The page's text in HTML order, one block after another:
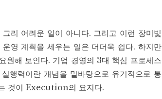
리 어려운 일이 아니다. 그리고 이런 장미빛
영 계획을 세우는 일은 더더욱 쉽다. 하지만
원해 보인다. 기업 경영의 3대 핵심 프로세스
행력이란 개념을 밑바탕으로 유기적으로 통
것이 Execution의 요지다.